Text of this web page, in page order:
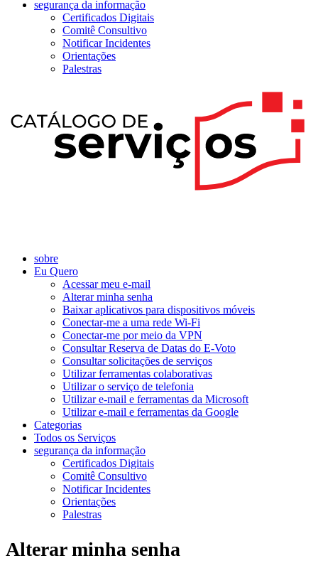
segurança da informação
Certificados Digitais
Comitê Consultivo
Notificar Incidentes
Orientações
Palestras
sobre
Eu Quero
Acessar meu e-mail
Alterar minha senha
Baixar aplicativos para dispositivos móveis
Conectar-me a uma rede Wi-Fi
Conectar-me por meio da VPN
Consultar Reserva de Datas do E-Voto
Consultar solicitações de serviços
Utilizar ferramentas colaborativas
Utilizar o serviço de telefonia
Utilizar e-mail e ferramentas da Microsoft
Utilizar e-mail e ferramentas da Google
Categorias
Todos os Serviços
segurança da informação
Certificados Digitais
Comitê Consultivo
Notificar Incidentes
Orientações
Palestras
Alterar minha senha